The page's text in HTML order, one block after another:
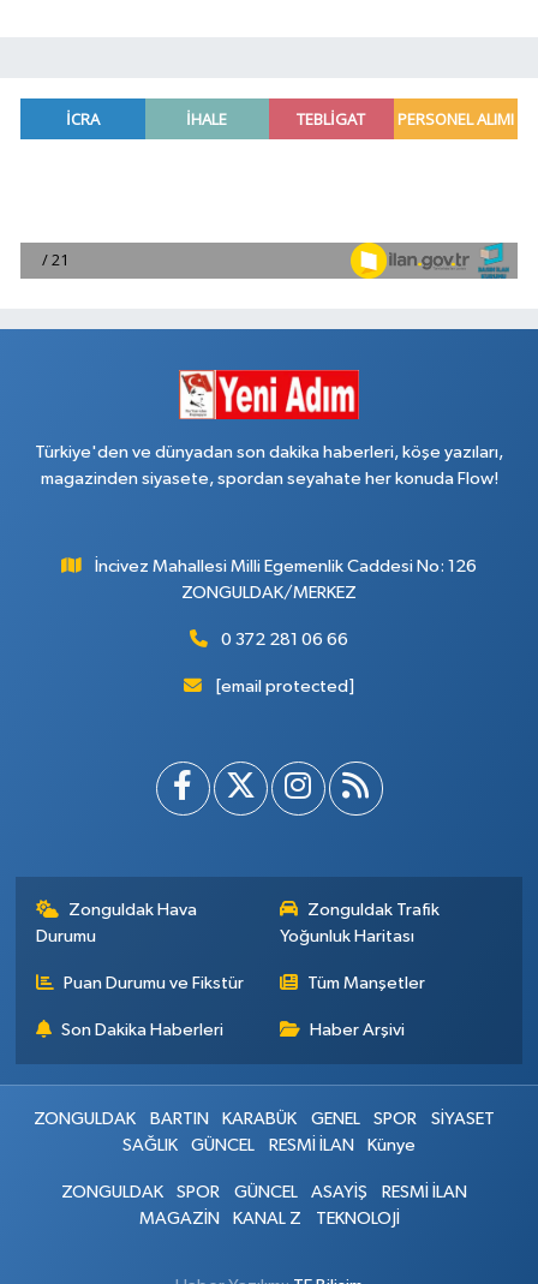
Türkiye'den ve dünyadan son dakika haberleri, köşe yazıları,
magazinden siyasete, spordan seyahate her konuda Flow!
İncivez Mahallesi Milli Egemenlik Caddesi No: 126
ZONGULDAK/MERKEZ
0 372 281 06 66
[email protected]
Zonguldak Hava
Durumu
Zonguldak Trafik
Yoğunluk Haritası
Puan Durumu ve Fikstür Tüm Manşetler
Son Dakika Haberleri Haber Arşivi
ZONGULDAK BARTIN KARABÜK GENEL SPOR
SİYASET
SAĞLIK
GÜNCEL RESMİ İLAN Künye
ZONGULDAK SPOR GÜNCEL ASAYİŞ
RESMİ İLAN
MAGAZİN
KANAL Z TEKNOLOJİ